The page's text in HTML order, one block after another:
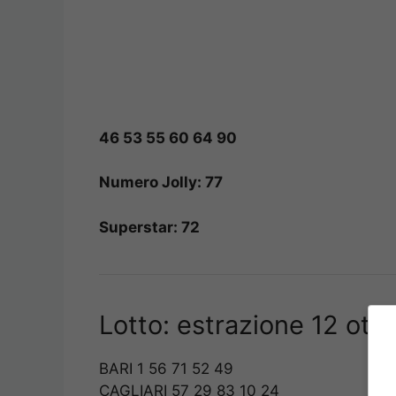
46 53 55 60 64 90
Numero Jolly: 77
Superstar: 72
Lotto: estrazione 12
BARI 1 56 71 52 49
CAGLIARI 57 29 83 10 24